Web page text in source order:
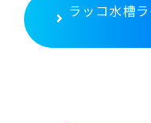
ラッコ水槽